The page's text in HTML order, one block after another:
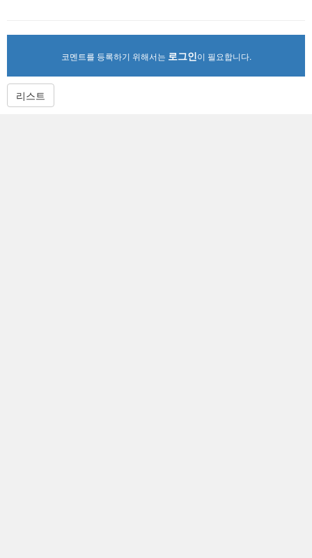
코멘트를 등록하기 위해서는 로그인이 필요합니다.
리스트